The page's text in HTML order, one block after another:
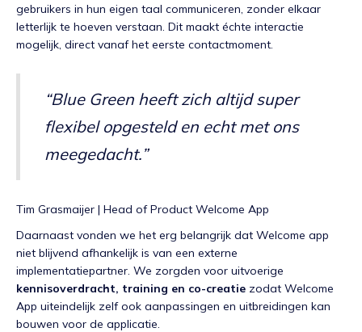
gebruikers in hun eigen taal communiceren, zonder elkaar
letterlijk te hoeven verstaan. Dit maakt échte interactie
mogelijk, direct vanaf het eerste contactmoment.
“Blue Green heeft zich altijd super
flexibel opgesteld en echt met ons
meegedacht.”
Tim Grasmaijer | Head of Product Welcome App
Daarnaast vonden we het erg belangrijk dat Welcome app
niet blijvend afhankelijk is van een externe
implementatiepartner. We zorgden voor uitvoerige
kennisoverdracht, training en co-creatie zodat Welcome
App uiteindelijk zelf ook aanpassingen en uitbreidingen kan
bouwen voor de applicatie.